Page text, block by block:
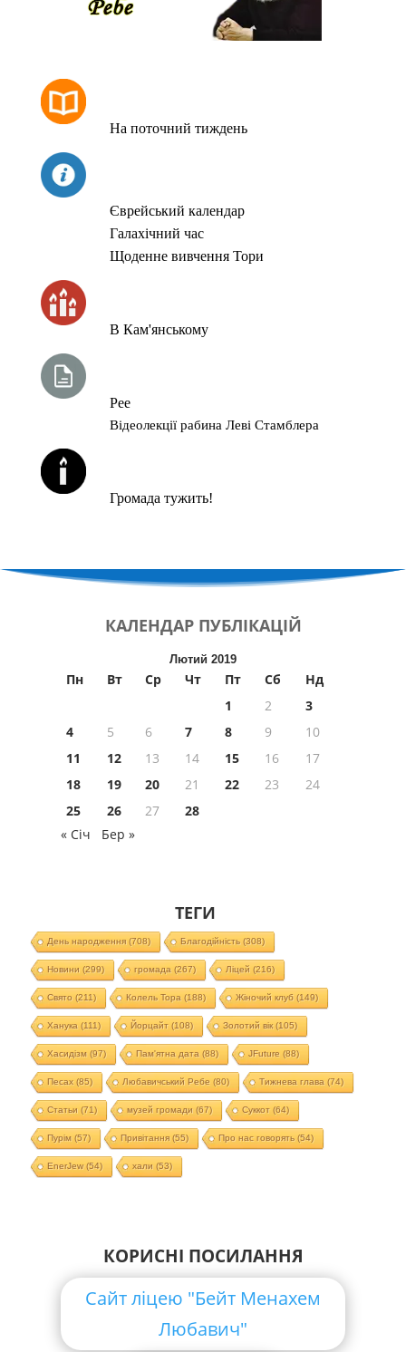
На поточний тиждень
Єврейський календар
Галахічний час
Щоденне вивчення Тори
В Кам'янському
Рее
Відеолекції рабина Леві Стамблера
Громада тужить!
КАЛЕНДАР ПУБЛІКАЦІЙ
Лютий 2019
Пн Вт Ср Чт Пт Сб
Нд
1
2
3
4
5 6 7 8 9
10
11
12 13 14 15 16
17
18
19 20 21 22 23
24
25
26 27
28
« Січ
Бер »
ТЕГИ
День народження(708) Благодійність(308)
Новини (299) громада (267) Ліцей (216)
Свято (211) Колель Тора (188) Жіночий клуб (149)
Ханука (111) Йорцайт (108) Золотий вік(105)
Хасидізм (97) Пам'ятна дата (88) JFuture (88)
Песах(85) Любавичський Ребе (80) Тижнева глава (74)
Статьи (71) музей громади (67) Суккот (64)
Пурім (57) Привітання(55) Про нас говорять(54)
EnerJew(54) хали (53)
КОРИСНІ ПОСИЛАННЯ
Сайт ліцею "Бейт Менахем
Любавич"